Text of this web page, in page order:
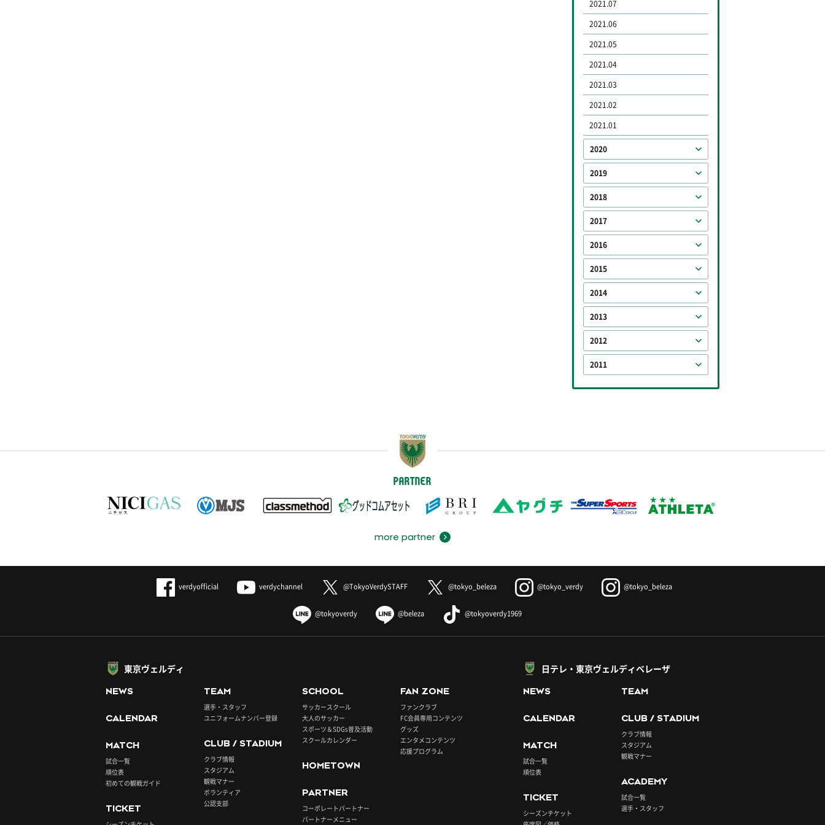
2021.07
2021.06
2021.05
2021.04
2021.03
2021.02
2021.01
2020
2019
2018
2017
2016
2015
2014
2013
2012
2011
PARTNER
more partner
verdyofficial verdychannel @TokyoVerdySTAFF @tokyo_beleza @tokyo_verdy @tokyo_beleza
@tokyoverdy @beleza @tokyoverdy1969
東京ヴェルディ
NEWS
CALENDAR
MATCH
試合一覧
順位表
初めての観戦ガイド
TICKET
TEAM
選手・スタッフ
ユニフォームナンバー登録
CLUB / STADIUM
クラブ情報
スタジアム
観戦マナー
ボランティア
公認支部
SCHOOL
サッカースクール
大人のサッカー
スポーツ＆SDGs普及活動
スクールカレンダー
HOMETOWN
PARTNER
コーポレートパートナー
パートナーメニュー
FAN ZONE
ファンクラブ
FC会員専用コンテンツ
グッズ
エンタメコンテンツ
応援プログラム
日テレ・東京ヴェルディベレーザ
NEWS
CALENDAR
MATCH
試合一覧
順位表
TICKET
シーズンチケット
TEAM
CLUB / STADIUM
クラブ情報
スタジアム
観戦マナー
ACADEMY
試合一覧
選手・スタッフ